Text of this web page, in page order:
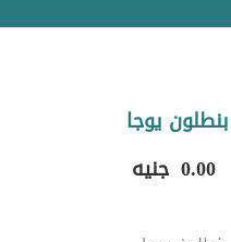
بنطلون يوجا
جنيه 0.00